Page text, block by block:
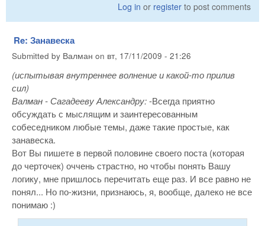
Log in or register to post comments
Re: Занавеска
Submitted by Валман on вт, 17/11/2009 - 21:26
(испытывая внутреннее волнение и какой-то прилив
сил)
Валман - Сагадееву Александру:-Всегда приятно
обсуждать с мыслящим и заинтересованным
собеседником любые темы, даже такие простые, как
занавеска.
Вот Вы пишете в первой половине своего поста (которая
до черточек) оччень страстно, но чтобы понять Вашу
логику, мне пришлось перечитать еще раз. И все равно не
понял... Но по-жизни, признаюсь, я, вообще, далеко не все
понимаю :)